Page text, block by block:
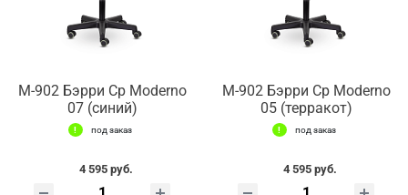
М-902 Бэрри Ср Moderno
07 (синий)
под заказ
4 595 руб.
М-902 Бэрри Ср Moderno
05 (терракот)
под заказ
4 595 руб.